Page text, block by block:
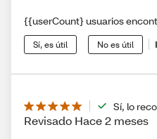
{{userCount} usuarios
Sí, es útil No es útil
Sí, lo
Revisado Hace 2 meses